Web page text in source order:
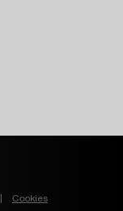
Cookies